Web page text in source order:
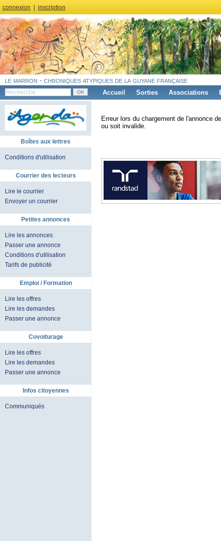
connexion inscription
le marron - chroniques atypiques de la guyane française
Accueil Sorties Associations
Boîtes aux lettres
Conditions d'utilisation
Courrier des lecteurs
Lire le courrier
Envoyer un courrier
Petites annonces
Lire les annonces
Passer une annonce
Conditions d'utilisation
Tarifs de publicité
Emploi / Formation
Lire les offres
Lire les demandes
Passer une annonce
Covoiturage
Lire les offres
Lire les demandes
Passer une annonce
Infos citoyennes
Communiqués
Erreur lors du chargement de l'annonce
ou soit invalide.